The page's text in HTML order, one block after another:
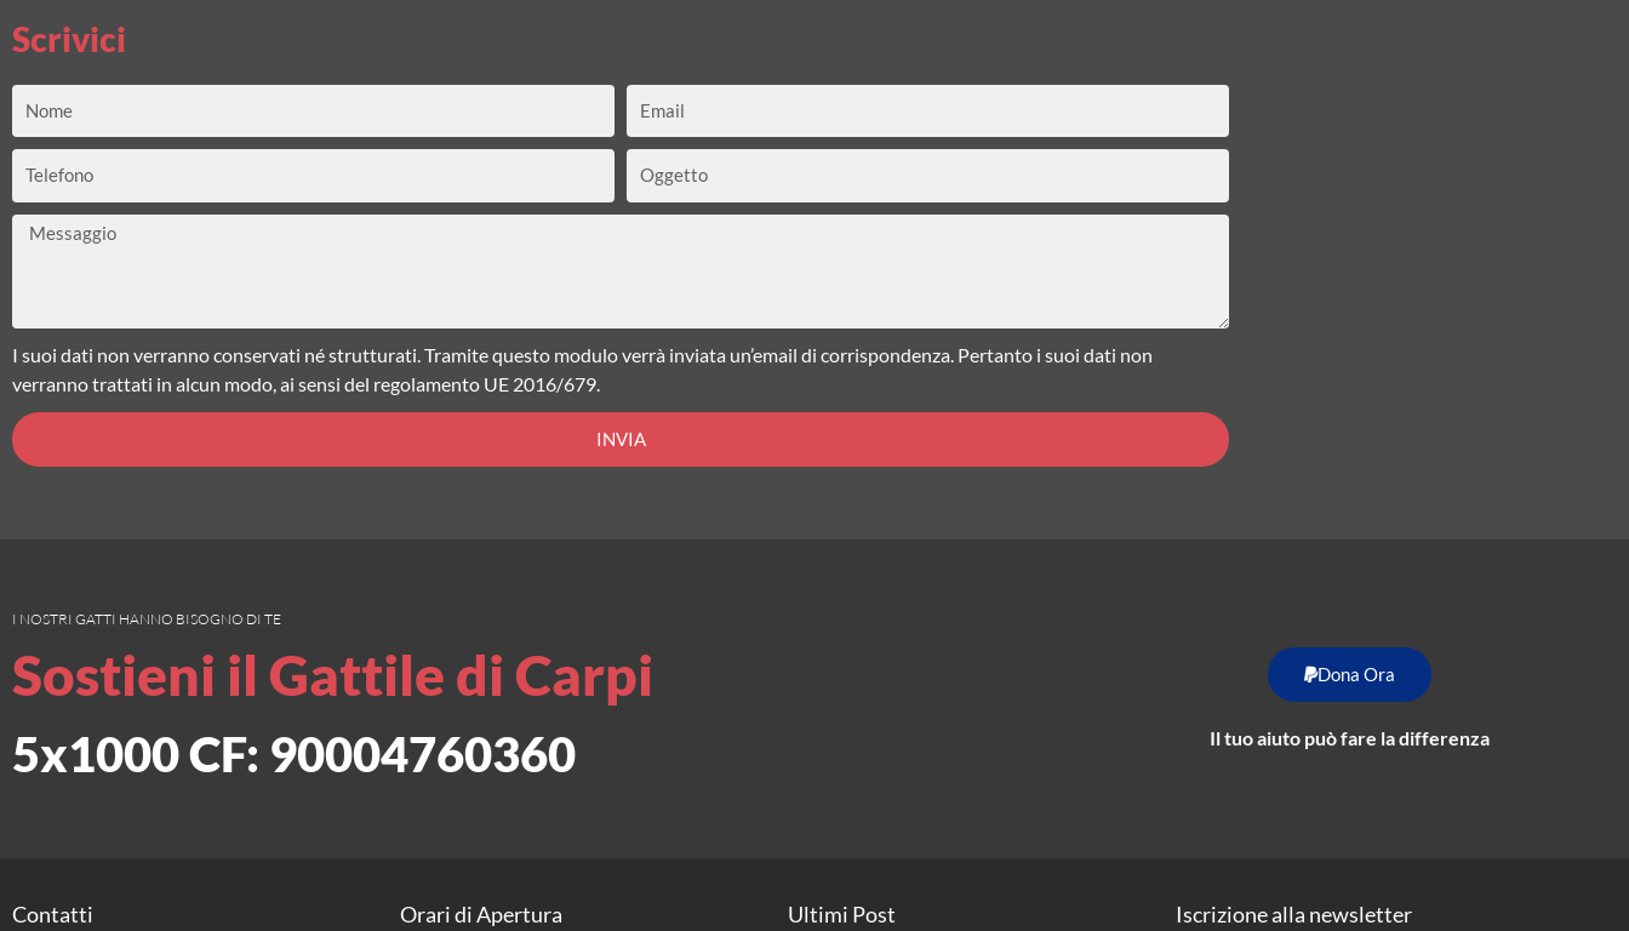
Scrivici
Messaggio
I suoi dati non verranno conservati né strutturati. Tramite questo modulo verrà inviata un’email di corrispondenza. Pertanto i suoi dati non
verranno trattati in alcun modo, ai sensi del regolamento UE 2016/679.
INVIA
I NOSTRI GATTI HANNO BISOGNO DI TE
Sostieni il Gattile di Carpi
5x1000 CF: 90004760360
Dona Ora
Il tuo aiuto può fare la differenza
Contatti
Orari di Apertura
Ultimi Post Iscrizione alla newsletter